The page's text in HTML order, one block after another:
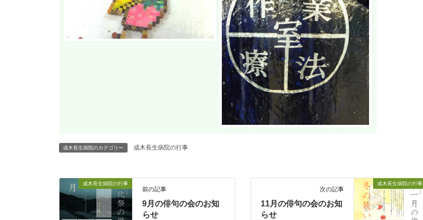
成木長生病院のカテゴリー 成木長生病院の行事
成木長生病院の行事
前の記事
9月の俳句の会のお知
らせ
成木長生病院の行事
次の記事
11月の俳句の会のお知
らせ